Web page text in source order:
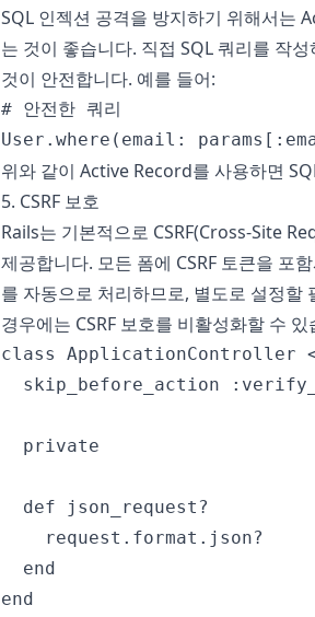
SQL 인젝션 공격을 방지하기 위해서는
는 것이 좋습니다. 직접 SQL 쿼리를 작
것이 안전합니다. 예를 들어:
# 안전한 쿼리
위와 같이 Active Record를 사용하면
5. CSRF 보호
Rails는 기본적으로 CSRF(Cross-Site
제공합니다. 모든 폼에 CSRF 토큰을 포
를 자동으로 처리하므로, 별도로 설정할
경우에는 CSRF 보호를 비활성화할 수 있
class ApplicationController
skip_before_action
  private
  def json_request?
    request.format.json?
  end